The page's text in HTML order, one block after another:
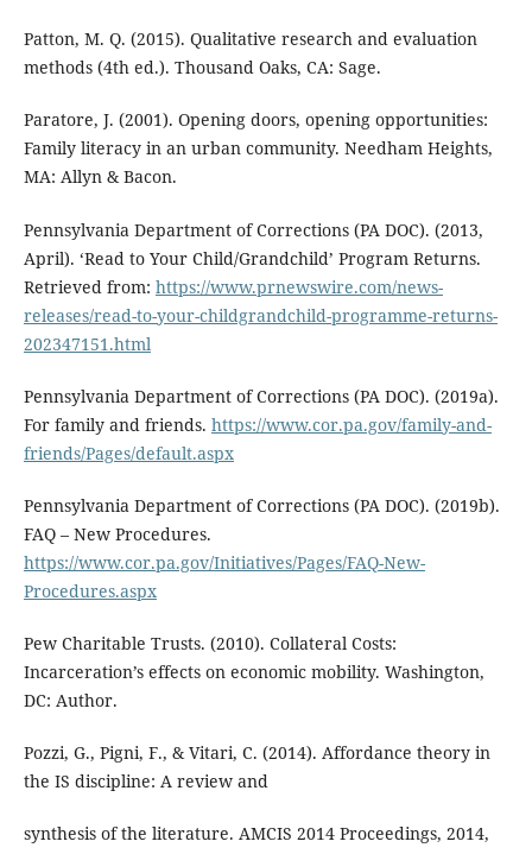
Patton, M. Q. (2015). Qualitative research and evaluation
methods (4th ed.). Thousand Oaks, CA: Sage.
Paratore, J. (2001). Opening doors, opening opportunities:
Family literacy in an urban community. Needham Heights,
MA: Allyn & Bacon.
Pennsylvania Department of Corrections (PA DOC). (2013,
April). ‘Read to Your Child/Grandchild’ Program Returns.
Retrieved from: https://www.prnewswire.com/news-
releases/read-to-your-childgrandchild-programme-returns-
202347151.html
Pennsylvania Department of Corrections (PA DOC). (2019a).
For family and friends. https://www.cor.pa.gov/family-and-
friends/Pages/default.aspx
Pennsylvania Department of Corrections (PA DOC). (2019b).
FAQ – New Procedures.
https://www.cor.pa.gov/Initiatives/Pages/FAQ-New-
Procedures.aspx
Pew Charitable Trusts. (2010). Collateral Costs:
Incarceration’s effects on economic mobility. Washington,
DC: Author.
Pozzi, G., Pigni, F., & Vitari, C. (2014). Affordance theory in
the IS discipline: A review and
synthesis of the literature. AMCIS 2014 Proceedings, 2014,